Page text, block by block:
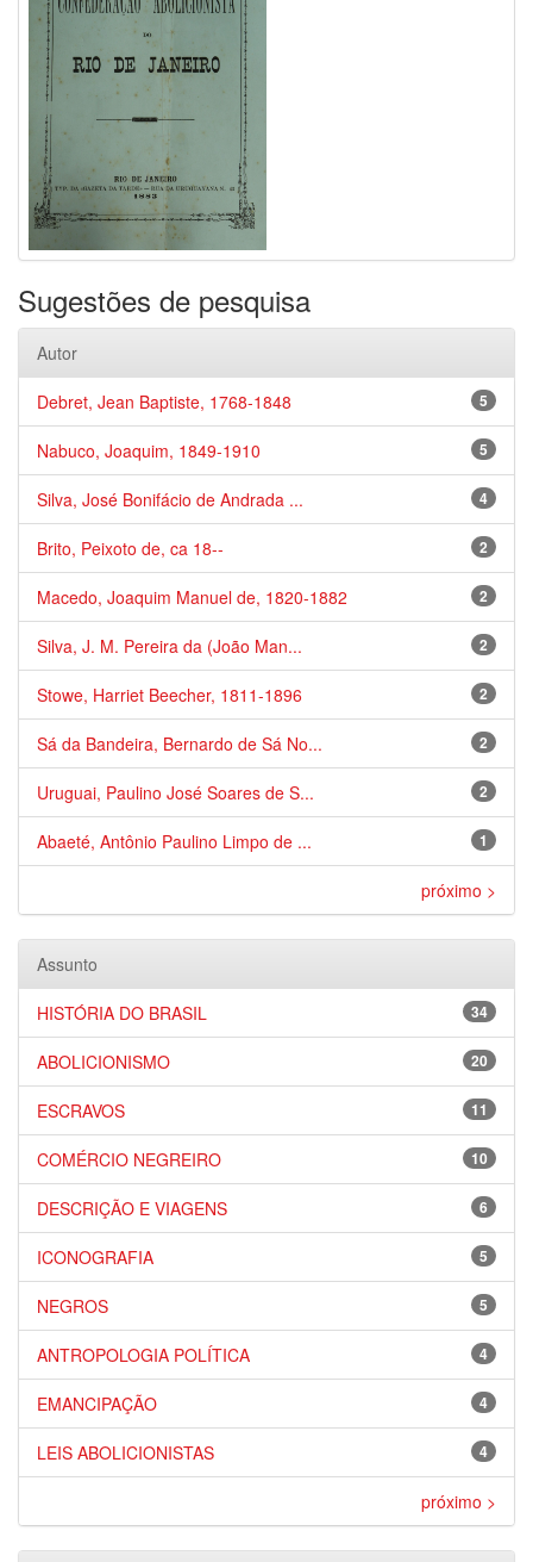
Sugestões de pesquisa
Autor
5
Debret, Jean Baptiste, 1768-1848
5
Nabuco, Joaquim, 1849-1910
4
Silva, José Bonifácio de Andrada ...
2
Brito, Peixoto de, ca 18--
2
Macedo, Joaquim Manuel de, 1820-1882
2
Silva, J. M. Pereira da (João Man...
2
Stowe, Harriet Beecher, 1811-1896
2
Sá da Bandeira, Bernardo de Sá No...
2
Uruguai, Paulino José Soares de S...
1
Abaeté, Antônio Paulino Limpo de ...
próximo >
Assunto
34
HISTÓRIA DO BRASIL
20
ABOLICIONISMO
11
ESCRAVOS
10
COMÉRCIO NEGREIRO
6
DESCRIÇÃO E VIAGENS
5
ICONOGRAFIA
5
NEGROS
4
ANTROPOLOGIA POLÍTICA
4
EMANCIPAÇÃO
4
LEIS ABOLICIONISTAS
próximo >